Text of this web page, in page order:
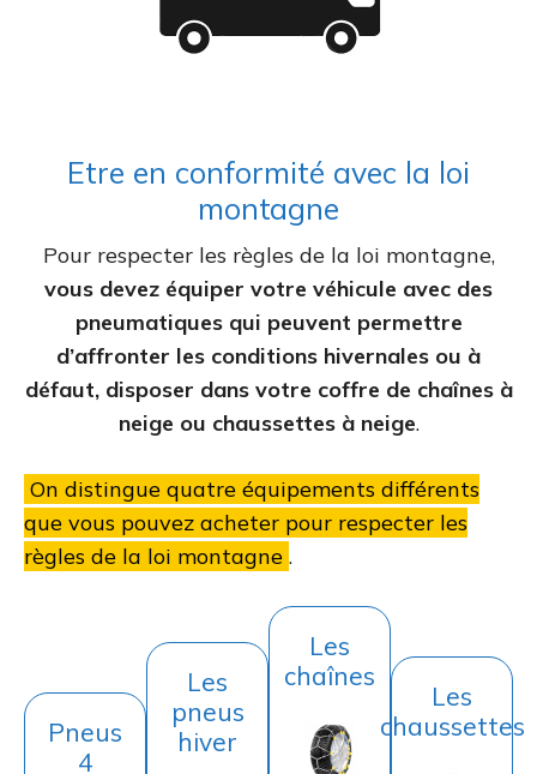
Etre en conformité avec la loi
montagne
Pour respecter les règles de la loi montagne,
vous devez équiper votre véhicule avec des
pneumatiques qui peuvent permettre
d’affronter les conditions hivernales ou à
défaut, disposer dans votre coffre de chaînes à
neige ou chaussettes à neige.
On distingue quatre équipements différents
que vous pouvez acheter pour respecter les
règles de la loi montagne .
Pneus
4
Les
pneus
hiver
Les
chaînes
Les
chaussettes